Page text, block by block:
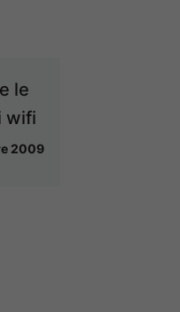
le
wifi
2009